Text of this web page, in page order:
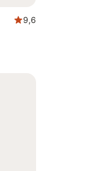
9,6